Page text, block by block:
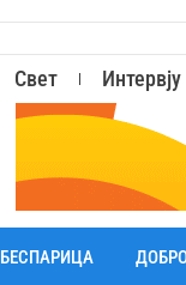
Свет Интервју
БЕСПАРИЦА